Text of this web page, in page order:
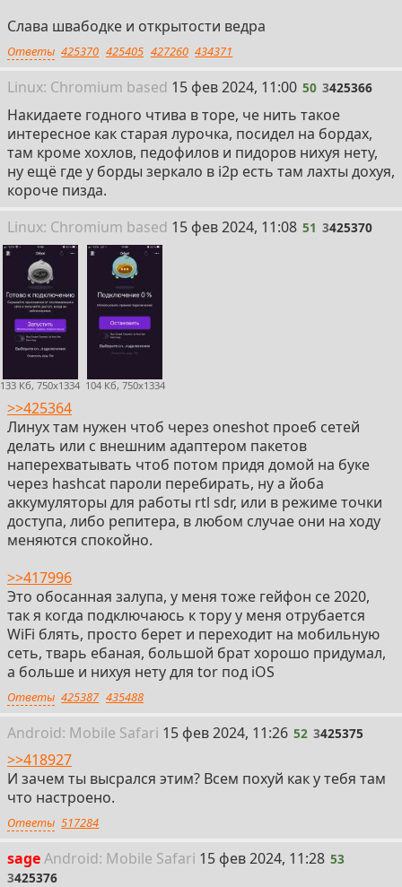
Слава швабодке и открытости ведра
Ответы 425370 425405 427260 434371
Linux: Chromium based 50
15 фев 2024, 11:00 50 3425366
Накидаете годного чтива в торе, че нить такое
интересное как старая лурочка, посидел на бордах,
там кроме хохлов, педофилов и пидоров нихуя нету,
ну ещё где у борды зеркало в i2p есть там лахты дохуя,
короче пизда.
Linux: Chromium based 51
15 фев 2024, 11:08 51 3425370
133 Кб, 750x1334 104 Кб, 750x1334
>>425364
Линух там нужен чтоб через oneshot проеб сетей
делать или с внешним адаптером пакетов
наперехватывать чтоб потом придя домой на буке
через hashcat пароли перебирать, ну а йоба
аккумуляторы для работы rtl sdr, или в режиме точки
доступа, либо репитера, в любом случае они на ходу
меняются спокойно.
>>417996
Это обосанная залупа, у меня тоже гейфон се 2020,
так я когда подключаюсь к тору у меня отрубается
WiFi блять, просто берет и переходит на мобильную
сеть, тварь ебаная, большой брат хорошо придумал,
а больше и нихуя нету для tor под iOS
Ответы 425387 435488
Android: Mobile Safari 52
15 фев 2024, 11:26 52 3425375
>>418927
И зачем ты высрался этим? Всем похуй как у тебя там
что настроено.
Ответы 517284
sageAndroid: Mobile Safari 53
15 фев 2024, 11:28 53
3425376